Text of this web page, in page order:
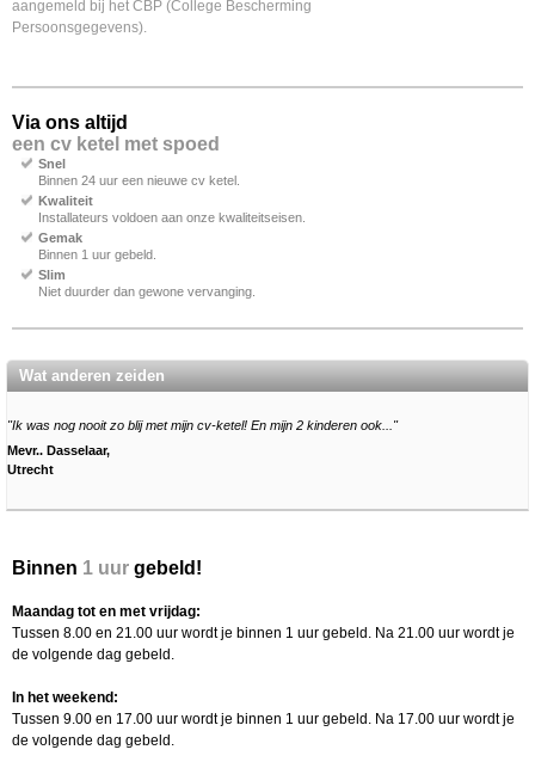
Via ons altijd
een cv ketel met spoed
Snel
Binnen 24 uur een nieuwe cv ketel.
Kwaliteit
Installateurs voldoen aan onze kwaliteitseisen.
Gemak
Binnen 1 uur gebeld.
Slim
Niet duurder dan gewone vervanging.
aangemeld bij het CBP (College Bescherming
Persoonsgegevens).
Wat anderen zeiden
"Ik was nog nooit zo blij met mijn cv-ketel! En mijn 2 kinderen ook..."
Mevr.. Dasselaar,
Utrecht
Binnen 1 uur gebeld!
Maandag tot en met vrijdag:
Tussen 8.00 en 21.00 uur wordt je binnen 1 uur gebeld. Na 21.00 uur wordt je
de volgende dag gebeld.
In het weekend:
Tussen 9.00 en 17.00 uur wordt je binnen 1 uur gebeld. Na 17.00 uur wordt je
de volgende dag gebeld.